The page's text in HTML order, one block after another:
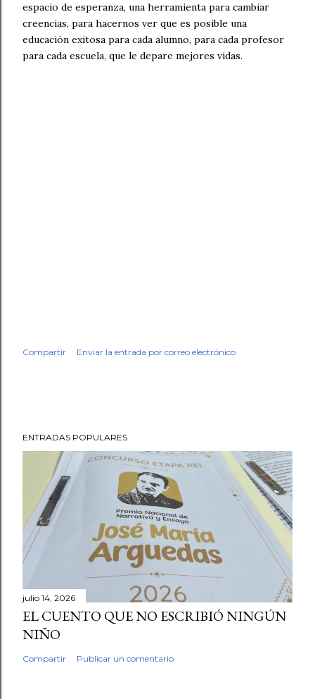
espacio de esperanza, una herramienta para cambiar
creencias, para hacernos ver que es posible una
educación exitosa para cada alumno, para cada profesor
para cada escuela, que le depare mejores vidas.
Compartir Enviar la entrada por correo electrónico
ENTRADAS POPULARES
julio 14, 2026
EL CUENTO QUE NO ESCRIBIÓ NINGÚN
NIÑO
Compartir Publicar un comentario